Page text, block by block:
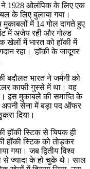
ने 1928 ओलंपिक के लिए एक
के लिए बुलाया गया।
मुकाबलों में 14 गोल दागते हुए
में अजेय रही और गोल्ड
में भारत को हॉकी में
रहा। 'हॉकी के जादूगर'
बदौलत भारत ने जर्मनी को
काफी गुस्से में था। वह
इस मुकाबले की समाप्ति के
अपनी सेना में बड़ा पद ऑफर
दिया।
हॉकी स्टिक से चिपक ही
हॉकी स्टिक को तोड़कर
गया। जब द्वितीय विश्व
से ज्यादा के हो चुके थे। साल